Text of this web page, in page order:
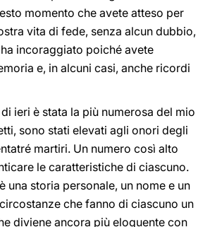
momento che avete atteso per
vita di fede, senza alcun dubbio,
incoraggiato poiché avete
e, in alcuni casi, anche ricordi
ieri è stata la più numerosa del mio
sono stati elevati agli onori degli
martiri. Un numero così alto
le caratteristiche di ciascuno.
una storia personale, un nome e un
che fanno di ciascuno un
diviene ancora più eloquente con